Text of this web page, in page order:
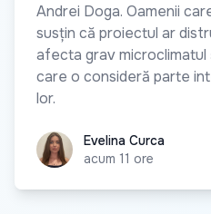
Andrei Doga. Oamenii
susțin că proiectul ar
afecta grav microclimatul
care o consideră parte
lor.
Evelina CurcaEvelina Curca
acum 11 ore